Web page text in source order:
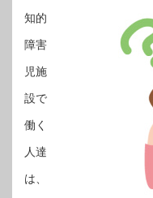
知的
障害
児施
設で
働く
人達
は、